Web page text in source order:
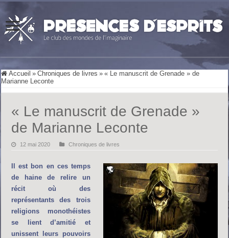
Accueil » Chroniques de livres » « Le manuscrit de Grenade » de
Marianne Leconte
« Le manuscrit de Grenade »
de Marianne Leconte
12 mai 2020 Chroniques de livres
Il est bon en ces temps
de haine de relire un
récit où des
représentants des trois
religions monothéistes
se lient d’amitié et
unissent leurs pouvoirs